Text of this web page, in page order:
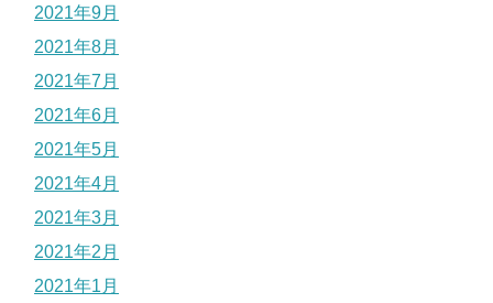
2021年9月
2021年8月
2021年7月
2021年6月
2021年5月
2021年4月
2021年3月
2021年2月
2021年1月